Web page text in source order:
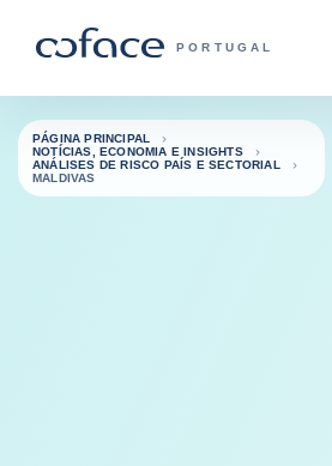
COFACE FOR
PORTUGAL
Voltar à página principal
PÁGINA PRINCIPAL
NOTÍCIAS, ECONOMIA E INSIGHTS
ANÁLISES DE RISCO PAÍS E SECTORIAL
MALDIVAS